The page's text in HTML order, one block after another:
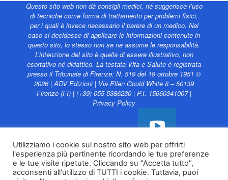
Questo sito web non dà consigli medici, né suggerisce l’uso
di tecniche come forma di trattamento per problemi fisici,
per i quali è invece necessario il parere di un medico. Nel
caso si decidesse di applicare le informazioni contenute in
questo sito, lo stesso non se ne assume le responsabilità.
L’intenzione del sito è quella di essere illustrativo, non
esortativo né didattico. La testata Vita e Salute è registrata
presso il Tribunale di Firenze: N. 519 del 19 ottobre 1951 ©
2026 | ADV Edizioni | Via Ellen Gould White 8 – 50139
Firenze (FI) | (+39) 055-5386230 | P.I. 15660341007 |
Privacy Policy
Vita e Salute web è
sostenuto da
Utilizziamo i cookie sul nostro sito web per offrirti
l'esperienza più pertinente ricordando le tue preferenze
e le tue visite ripetute. Cliccando su "Accetta tutto",
acconsenti all'utilizzo di TUTTI i cookie. Tuttavia, puoi